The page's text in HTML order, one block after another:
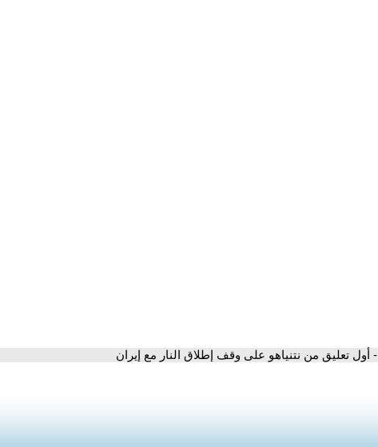
- أول تعليق من نتنياهو على وقف إطلاق النار مع إيران